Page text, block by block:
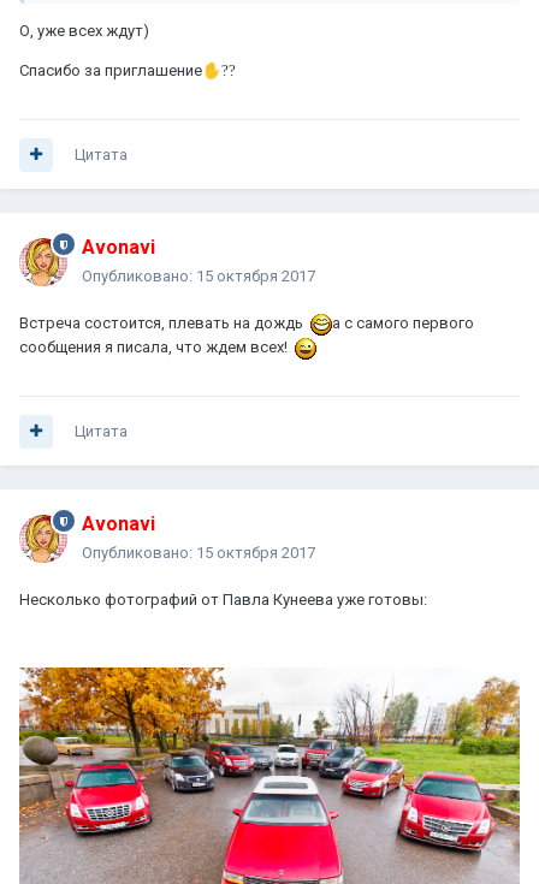
О, уже всех ждут)
Спасибо за приглашение✋??
Цитата
Avonavi
Опубликовано: 15 октября 2017
Встреча состоится, плевать на дождь
а с самого первого
сообщения я писала, что ждем всех!
Цитата
Avonavi
Опубликовано: 15 октября 2017
Несколько фотографий от Павла Кунеева уже готовы: